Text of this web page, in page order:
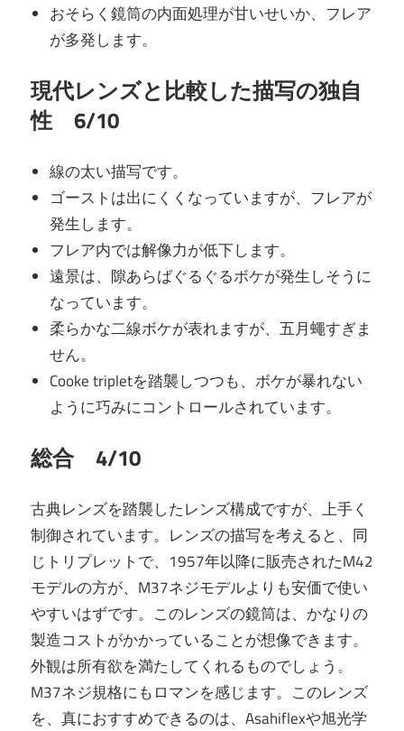
おそらく鏡筒の内面処理が甘いせいか、フレア
が多発します。
現代レンズと比較した描写の独自
性 6/10
線の太い描写です。
ゴーストは出にくくなっていますが、フレアが
発生します。
フレア内では解像力が低下します。
遠景は、隙あらばぐるぐるボケが発生しそうに
なっています。
柔らかな二線ボケが表れますが、五月蠅すぎま
せん。
Cooke tripletを踏襲しつつも、ボケが暴れない
ように巧みにコントロールされています。
総合 4/10
古典レンズを踏襲したレンズ構成ですが、上手く
制御されています。レンズの描写を考えると、同
じトリプレットで、1957年以降に販売されたM42
モデルの方が、M37ネジモデルよりも安価で使い
やすいはずです。このレンズの鏡筒は、かなりの
製造コストがかかっていることが想像できます。
外観は所有欲を満たしてくれるものでしょう。
M37ネジ規格にもロマンを感じます。このレンズ
を、真におすすめできるのは、Asahiflexや旭光学